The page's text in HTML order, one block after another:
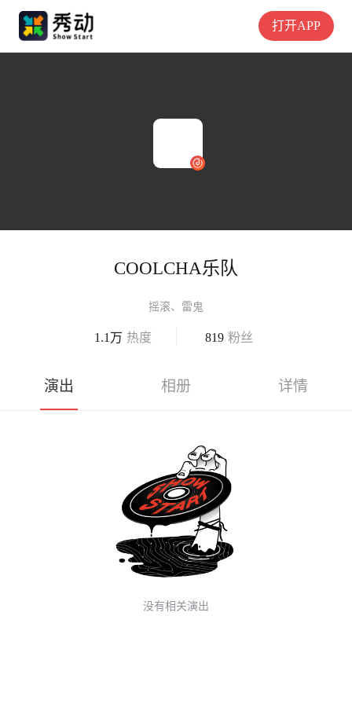
打开APP
COOLCHA乐队
摇滚、雷鬼
1.1万 热度 819 粉丝
演出 相册 详情
没有相关演出